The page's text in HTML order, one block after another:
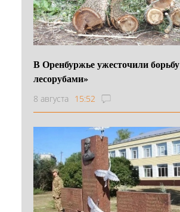
В Оренбуржье ужесточили
лесорубами»
8 августа 15:52